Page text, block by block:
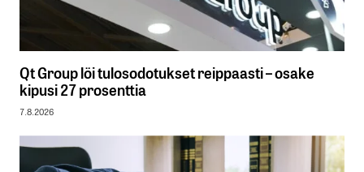
Qt Group löi tulosodotukset reippaasti – osake
kipusi 27 prosenttia
7.8.2026